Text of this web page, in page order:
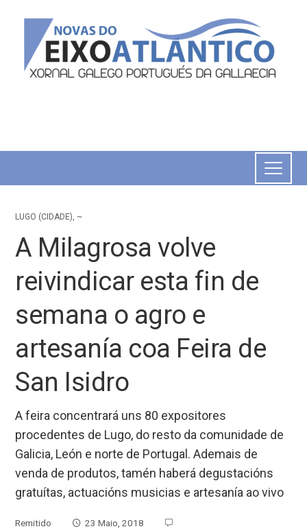
LUGO (CIDADE), ~
A Milagrosa volve
reivindicar esta fin de
semana o agro e
artesanía coa Feira de
San Isidro
A feira concentrará uns 80 expositores
procedentes de Lugo, do resto da comunidade de
Galicia, León e norte de Portugal. Ademais de
venda de produtos, tamén haberá degustacións
gratuítas, actuacións musicias e artesanía ao vivo
Remitido
23 Maio, 2018